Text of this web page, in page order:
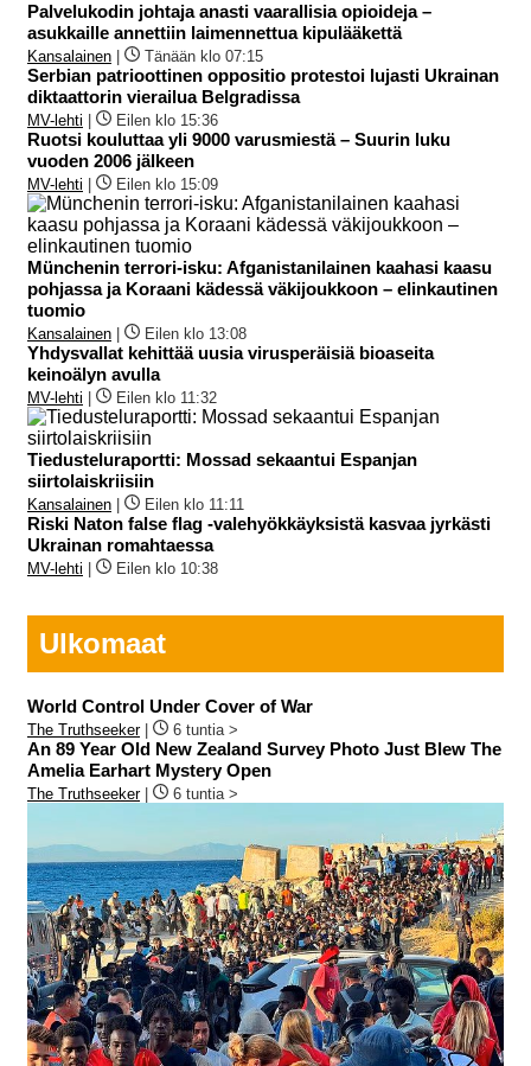
Palvelukodin johtaja anasti vaarallisia opioideja –
asukkaille annettiin laimennettua kipulääkettä
Kansalainen Tänään klo 07:15
Serbian patrioottinen oppositio protestoi lujasti Ukrainan
diktaattorin vierailua Belgradissa
MV-lehti Eilen klo 15:36
Ruotsi kouluttaa yli 9000 varusmiestä – Suurin luku
vuoden 2006 jälkeen
MV-lehti Eilen klo 15:09
Münchenin terrori-isku: Afganistanilainen kaahasi kaasu
pohjassa ja Koraani kädessä väkijoukkoon – elinkautinen
tuomio
Kansalainen Eilen klo 13:08
Yhdysvallat kehittää uusia virusperäisiä bioaseita
keinoälyn avulla
MV-lehti Eilen klo 11:32
Tiedusteluraportti: Mossad sekaantui Espanjan
siirtolaiskriisiin
Kansalainen Eilen klo 11:11
Riski Naton false flag -valehyökkäyksistä kasvaa jyrkästi
Ukrainan romahtaessa
MV-lehti Eilen klo 10:38
Ulkomaat
World Control Under Cover of War
The Truthseeker| 6 tuntia >
An 89 Year Old New Zealand Survey Photo Just Blew The
Amelia Earhart Mystery Open
The Truthseeker| 6 tuntia >